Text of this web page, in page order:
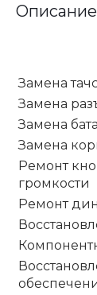
Описание
Замена
Замена
Замена
Замена
Ремонт
громкости
Ремонт